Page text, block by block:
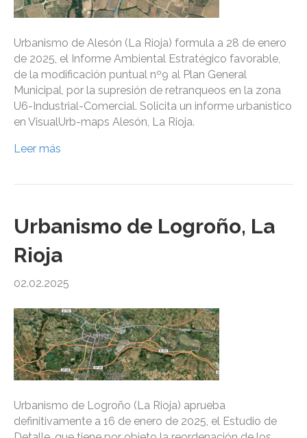
Urbanismo de Alesón (La Rioja) formula a 28 de enero
de 2025, el Informe Ambiental Estratégico favorable,
de la modificación puntual nº9 al Plan General
Municipal, por la supresión de retranqueos en la zona
U6-Industrial-Comercial. Solicita un informe urbanístico
en VisualUrb-maps Alesón, La Rioja.
Leer más
Urbanismo de Logroño, La
Rioja
02.02.2025
Urbanismo de Logroño (La Rioja) aprueba
definitivamente a 16 de enero de 2025, el Estudio de